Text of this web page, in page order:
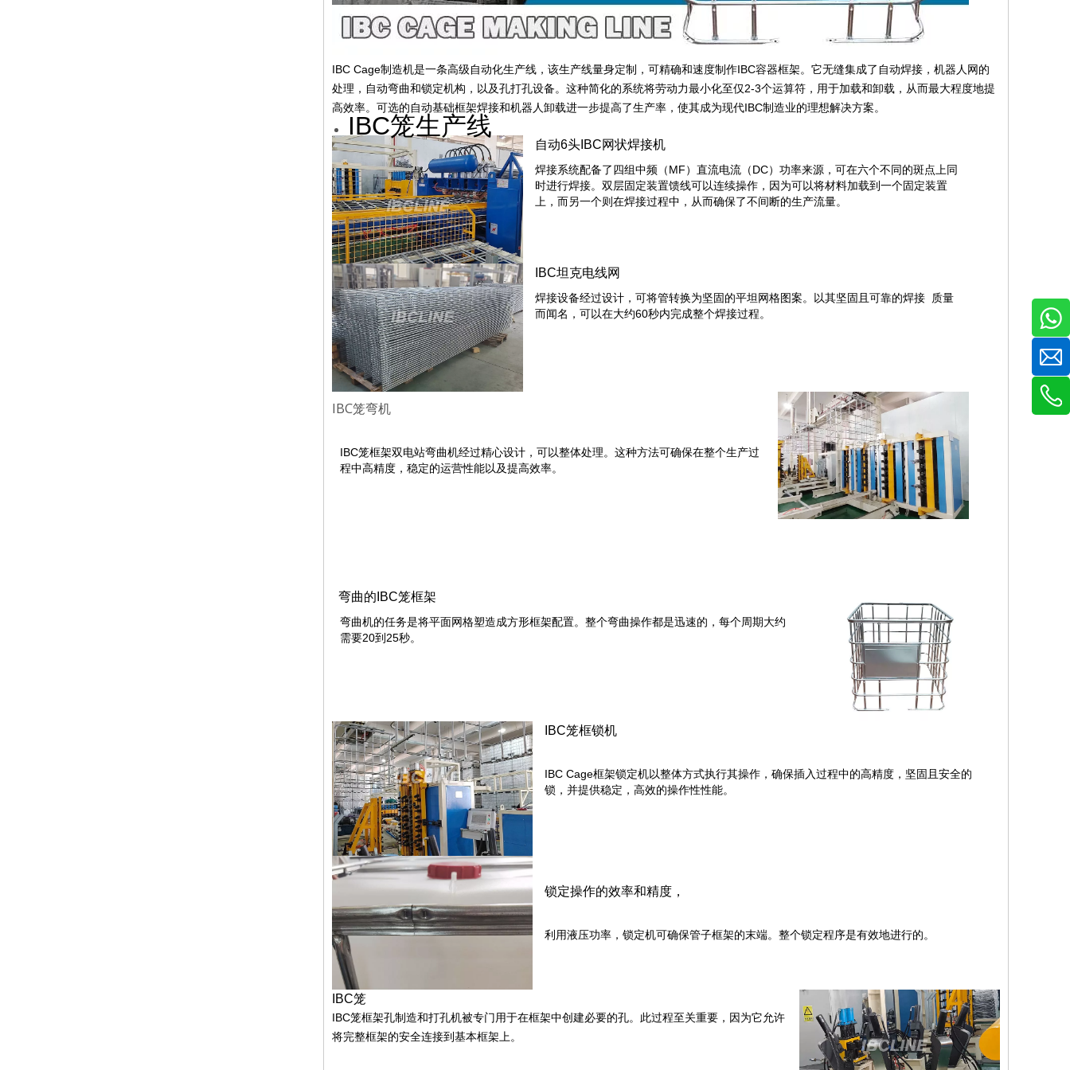
IBC Cage制造机是一条高级自动化生产线，该生产线量身定制，可精确和速度制作IBC容器框架。它无缝集成了自动焊接，机器人网的
处理，自动弯曲和锁定机构，以及孔打孔设备。这种简化的系统将劳动力最小化至仅2-3个运算符，用于加载和卸载，从而最大程度地提
高效率。可选的自动基础框架焊接和机器人卸载进一步提高了生产率，使其成为现代IBC制造业的理想解决方案。
IBC笼生产线
自动6头IBC网状焊接机
焊接系统配备了四组中频（MF）直流电流（DC）功率来源，可在六个不同的斑点上同
时进行焊接。双层固定装置馈线可以连续操作，因为可以将材料加载到一个固定装置
上，而另一个则在焊接过程中，从而确保了不间断的生产流量。
IBC坦克电线网
焊接设备经过设计，可将管转换为坚固的平坦网格图案。以其坚固且可靠的焊接 质量
而闻名，可以在大约60秒内完成整个焊接过程。
IBC笼弯机
IBC笼框架双电站弯曲机经过精心设计，可以整体处理。这种方法可确保在整个生产过
程中高精度，稳定的运营性能以及提高效率。
弯曲的IBC笼框架
弯曲机的任务是将平面网格塑造成方形框架配置。整个弯曲操作都是迅速的，每个周期大约
需要20到25秒。
IBC笼框锁机
IBC Cage框架锁定机以整体方式执行其操作，确保插入过程中的高精度，坚固且安全的
锁，并提供稳定，高效的操作性性能。
锁定操作的效率和精度，
利用液压功率，锁定机可确保管子框架的末端。整个锁定程序是有效地进行的。
IBC笼
IBC笼框架孔制造和打孔机被专门用于在框架中创建必要的孔。此过程至关重要，因为它允许
将完整框架的安全连接到基本框架上。